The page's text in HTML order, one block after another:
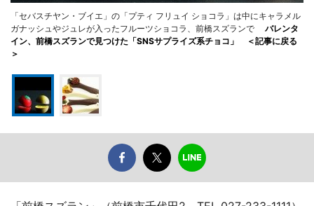
「セバスチヤン・ブイエ」の「プティ フリュイ ショコラ」は中にキャラメル
ガナッシュやジュレが入ったフルーツショコラ、前橋スズランで
バレンタ
イン、前橋スズランで見つけた「SNSサプライズ系チョコ」 ＜記事に戻る
＞